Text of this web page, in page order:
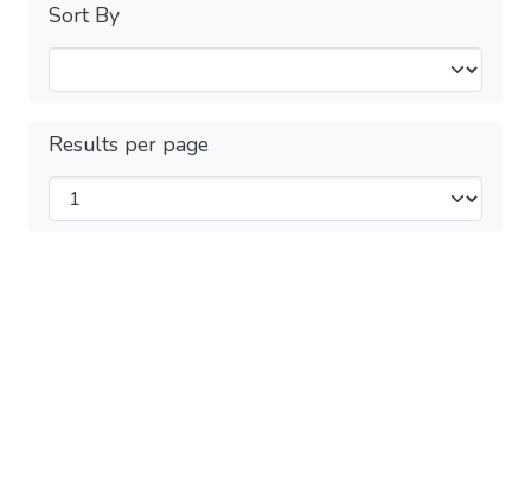
Sort By
Results per page